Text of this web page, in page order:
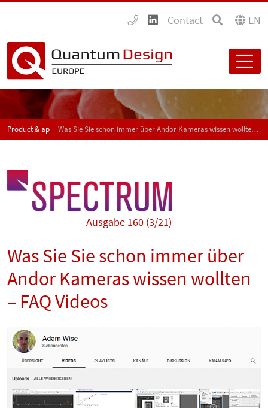
Contact EN
Product & application news - SPECTRUM Was Sie Sie schon immer über Andor Kameras wissen wollten – FAQ Videos
Ausgabe 160 (3/21)
Was Sie Sie schon immer über
Andor Kameras wissen wollten
– FAQ Videos